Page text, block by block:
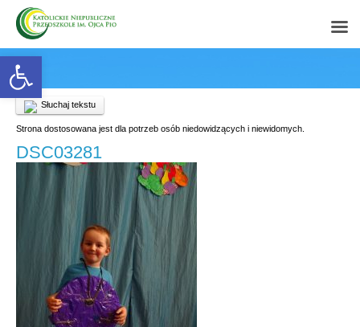
Open toolbar
Słuchaj tekstu
Strona dostosowana jest dla potrzeb osób niedowidzących i niewidomych.
DSC03281